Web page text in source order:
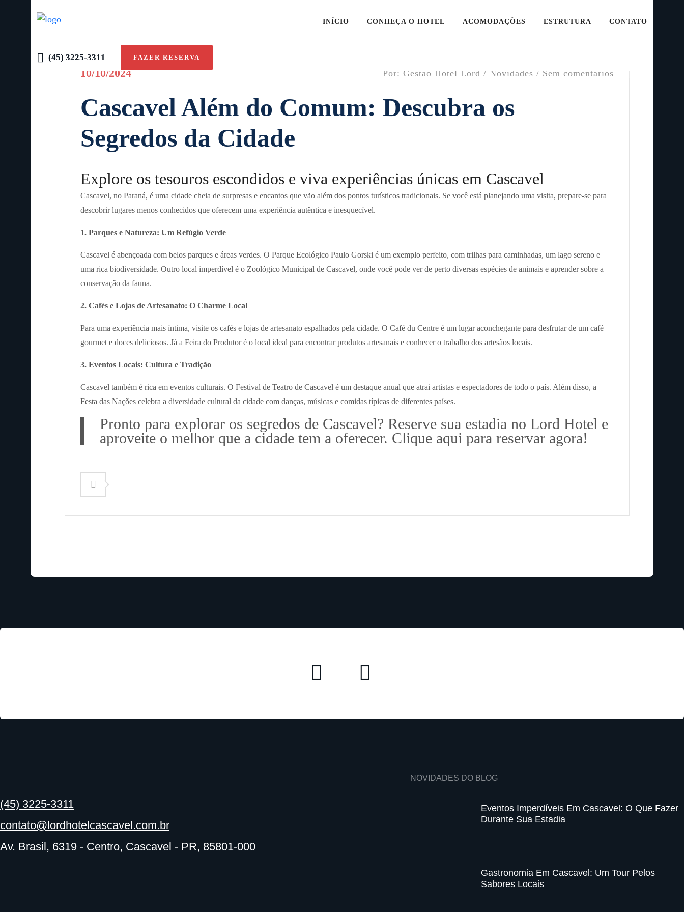
INÍCIO CONHEÇA O HOTEL ACOMODAÇÕES ESTRUTURA CONTATO
(45) 3225-3311 FAZER RESERVA
10/10/2024 Por: Gestão Hotel Lord / Novidades / Sem comentários
Cascavel Além do Comum: Descubra os
Segredos da Cidade
Explore os tesouros escondidos e viva experiências únicas em Cascavel
Cascavel, no Paraná, é uma cidade cheia de surpresas e encantos que vão além dos pontos turísticos tradicionais. Se você está planejando uma visita, prepare-se para
descobrir lugares menos conhecidos que oferecem uma experiência autêntica e inesquecível.
1. Parques e Natureza: Um Refúgio Verde
Cascavel é abençoada com belos parques e áreas verdes. O Parque Ecológico Paulo Gorski é um exemplo perfeito, com trilhas para caminhadas, um lago sereno e
uma rica biodiversidade. Outro local imperdível é o Zoológico Municipal de Cascavel, onde você pode ver de perto diversas espécies de animais e aprender sobre a
conservação da fauna.
2. Cafés e Lojas de Artesanato: O Charme Local
Para uma experiência mais íntima, visite os cafés e lojas de artesanato espalhados pela cidade. O Café du Centre é um lugar aconchegante para desfrutar de um café
gourmet e doces deliciosos. Já a Feira do Produtor é o local ideal para encontrar produtos artesanais e conhecer o trabalho dos artesãos locais.
3. Eventos Locais: Cultura e Tradição
Cascavel também é rica em eventos culturais. O Festival de Teatro de Cascavel é um destaque anual que atrai artistas e espectadores de todo o país. Além disso, a
Festa das Nações celebra a diversidade cultural da cidade com danças, músicas e comidas típicas de diferentes países.
Pronto para explorar os segredos de Cascavel? Reserve sua estadia no Lord Hotel e
aproveite o melhor que a cidade tem a oferecer. Clique aqui para reservar agora!
(45) 3225-3311
contato@lordhotelcascavel.com.br
Av. Brasil, 6319 - Centro, Cascavel - PR, 85801-000
NOVIDADES DO BLOG
Eventos Imperdíveis Em Cascavel: O Que Fazer
Durante Sua Estadia
Gastronomia Em Cascavel: Um Tour Pelos
Sabores Locais